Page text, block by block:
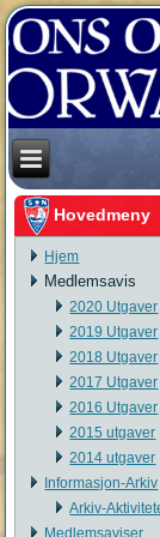
Hovedmeny
Hjem
Medlemsavis
2020 Utgaver
2019 Utgaver
2018 Utgaver
2017 Utgaver
2016 Utgaver
2015 utgaver
2014 utgaver
Informasjon-Arkiv
Arkiv-